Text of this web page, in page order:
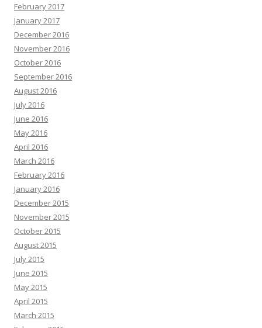
February 2017
January 2017
December 2016
November 2016
October 2016
September 2016
August 2016
July 2016
June 2016
May 2016
April 2016
March 2016
February 2016
January 2016
December 2015
November 2015
October 2015
August 2015
July 2015
June 2015
May 2015
April 2015
March 2015